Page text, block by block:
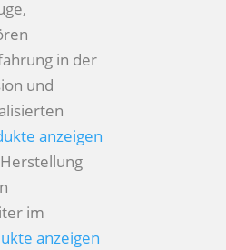
in der
und
anzeigen
im
anzeigen